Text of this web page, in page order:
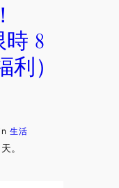
8
）
生活
。